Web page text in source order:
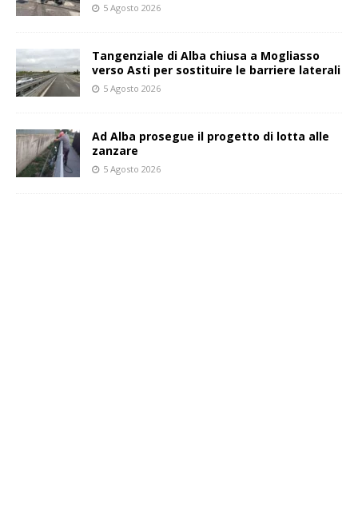
5 Agosto 2026
Tangenziale di Alba chiusa a Mogliasso
verso Asti per sostituire le barriere laterali
5 Agosto 2026
Ad Alba prosegue il progetto di lotta alle
zanzare
5 Agosto 2026